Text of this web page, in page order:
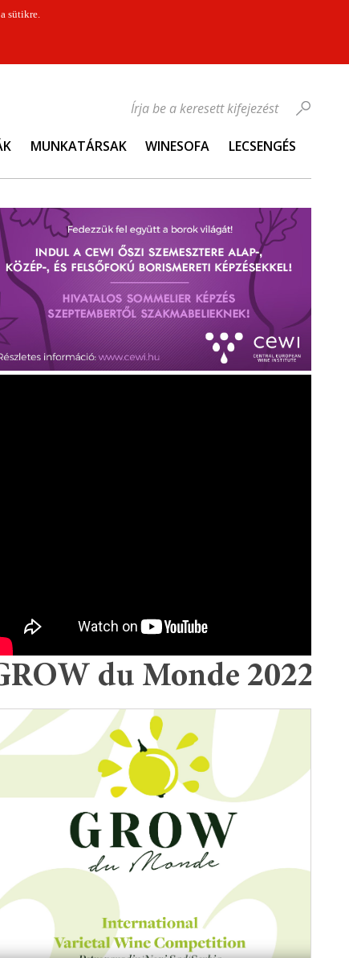
sütikre.
MUNKATÁRSAK WINESOFA LECSENGÉS
Írja be a keresett kifejezést
du Monde 2022